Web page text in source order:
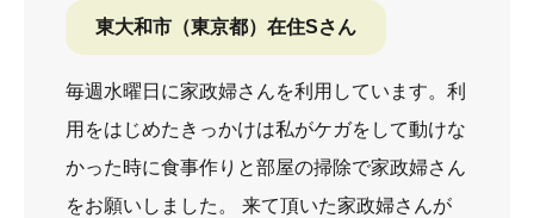
東大和市（東京都）在住Sさん
毎週水曜日に家政婦さんを利用しています。利
用をはじめたきっかけは私がケガをして動けな
かった時に食事作りと部屋の掃除で家政婦さん
をお願いしました。 来て頂いた家政婦さんが